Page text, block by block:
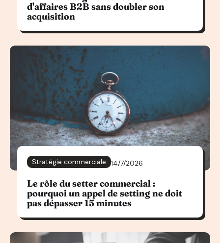
d'affaires B2B sans doubler son
acquisition
Stratégie commerciale 14/7/2026
Le rôle du setter commercial :
pourquoi un appel de setting ne doit
pas dépasser 15 minutes